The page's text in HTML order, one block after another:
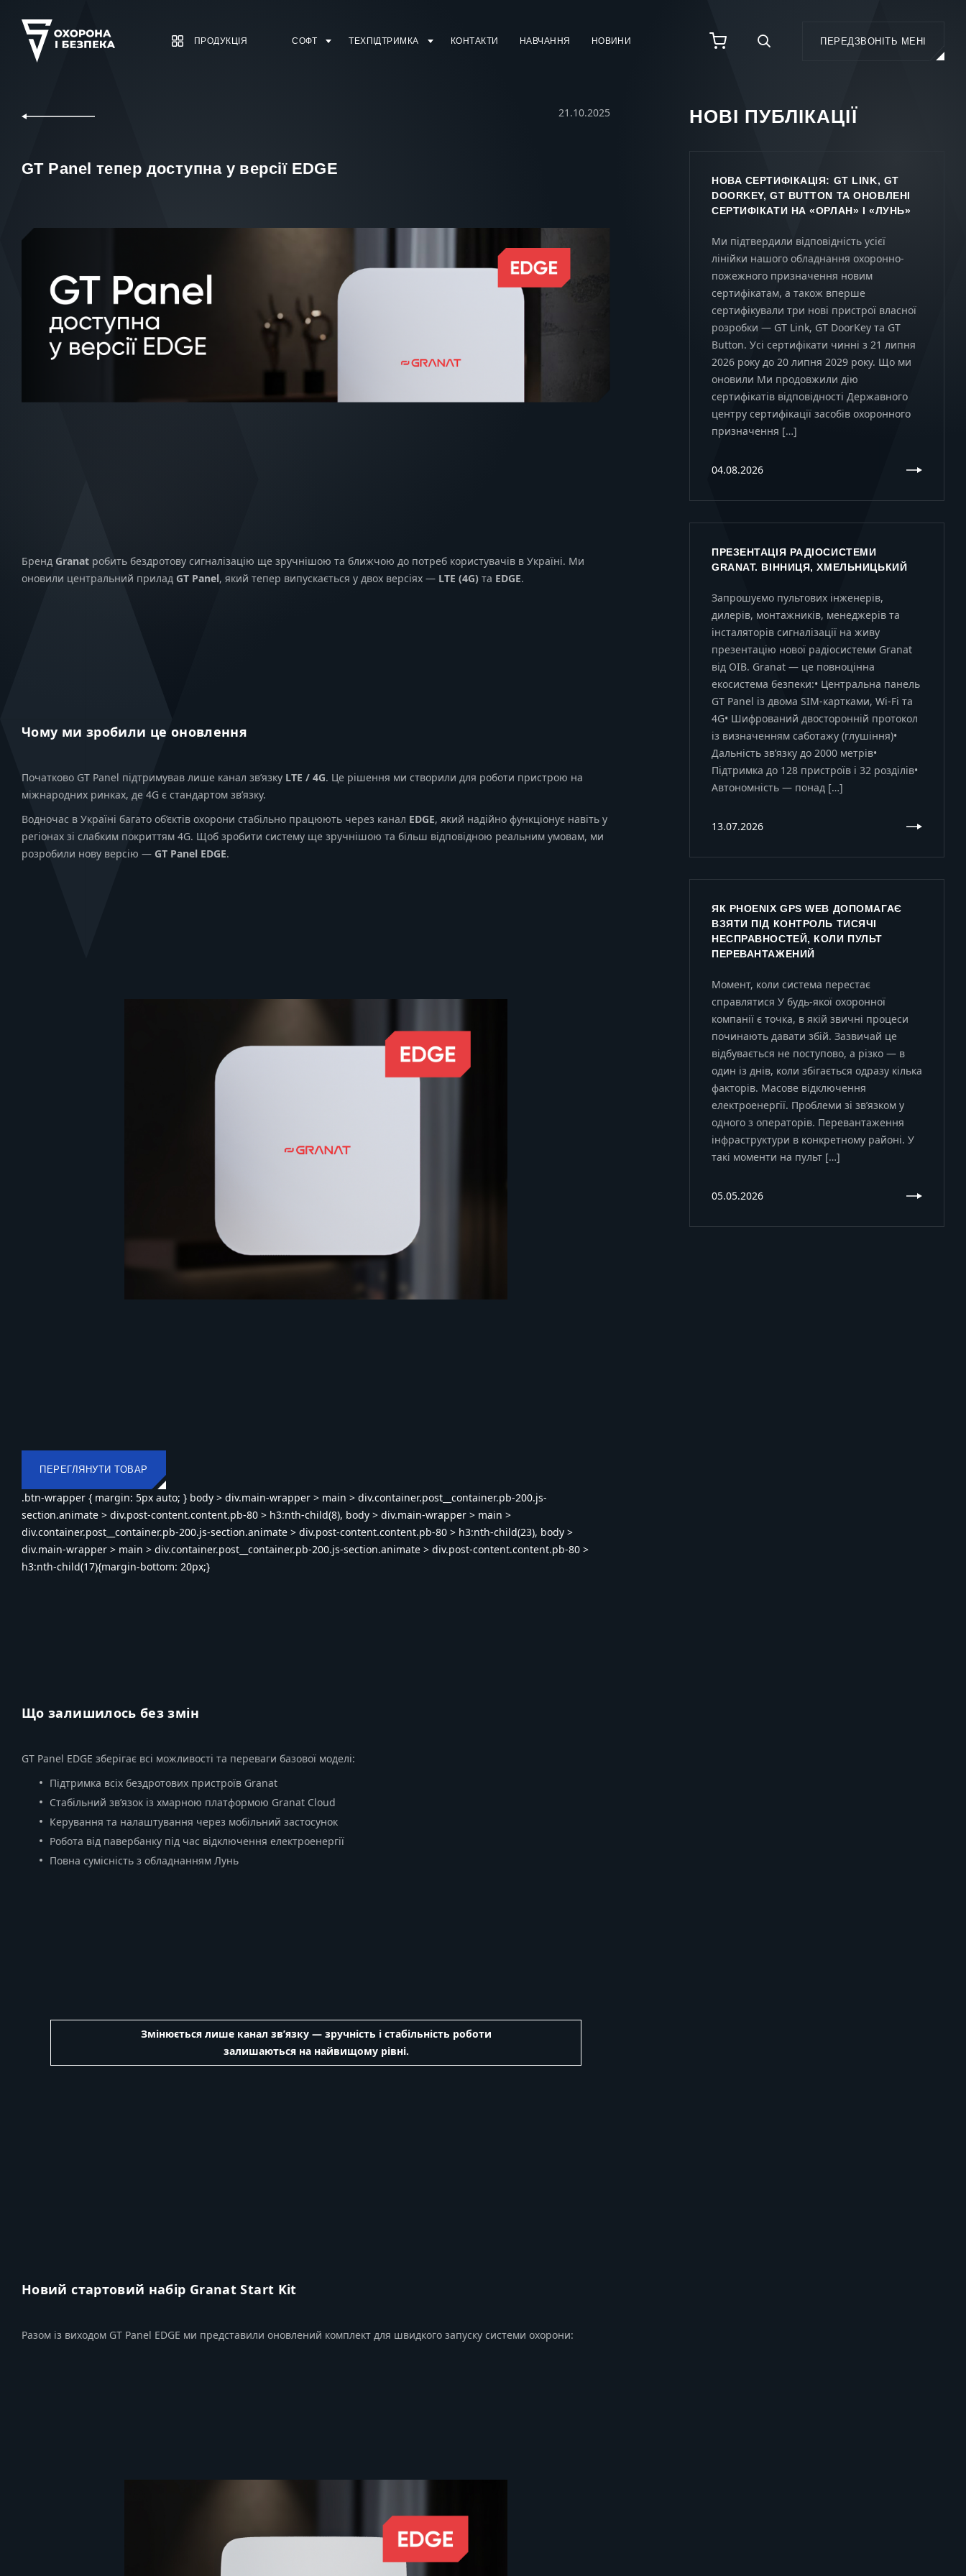
ПРОДУКЦІЯ СОФТ ТЕХПІДТРИМКА КОНТАКТИ НАВЧАННЯ НОВИНИ ПЕРЕДЗВОНІТЬ МЕНІ
21.10.2025
GT Panel тепер доступна у версії EDGE
Бренд Granat робить бездротову сигналізацію ще зручнішою та ближчою до потреб користувачів в Україні. Ми
оновили центральний прилад GT Panel, який тепер випускається у двох версіях — LTE (4G) та EDGE.
Чому ми зробили це оновлення
Початково GT Panel підтримував лише канал зв’язку LTE / 4G. Це рішення ми створили для роботи пристрою на
міжнародних ринках, де 4G є стандартом зв’язку.
Водночас в Україні багато об’єктів охорони стабільно працюють через канал EDGE, який надійно функціонує навіть у
регіонах зі слабким покриттям 4G. Щоб зробити систему ще зручнішою та більш відповідною реальним умовам, ми
розробили нову версію — GT Panel EDGE.
ПЕРЕГЛЯНУТИ ТОВАР
.btn-wrapper { margin: 5px auto; } body > div.main-wrapper > main > div.container.post__container.pb-200.js-
section.animate > div.post-content.content.pb-80 > h3:nth-child(8), body > div.main-wrapper > main >
div.container.post__container.pb-200.js-section.animate > div.post-content.content.pb-80 > h3:nth-child(23), body >
div.main-wrapper > main > div.container.post__container.pb-200.js-section.animate > div.post-content.content.pb-80 >
h3:nth-child(17){margin-bottom: 20px;}
Що залишилось без змін
GT Panel EDGE зберігає всі можливості та переваги базової моделі:
Підтримка всіх бездротових пристроїв Granat
Стабільний зв’язок із хмарною платформою Granat Cloud
Керування та налаштування через мобільний застосунок
Робота від павербанку під час відключення електроенергії
Повна сумісність з обладнанням Лунь
Змінюється лише канал зв’язку — зручність і стабільність роботи
залишаються на найвищому рівні.
Новий стартовий набір Granat Start Kit
Разом із виходом GT Panel EDGE ми представили оновлений комплект для швидкого запуску системи охорони:
НОВІ ПУБЛІКАЦІЇ
НОВА СЕРТИФІКАЦІЯ: GT LINK, GT
DOORKEY, GT BUTTON ТА ОНОВЛЕНІ
СЕРТИФІКАТИ НА «ОРЛАН» І «ЛУНЬ»
Ми підтвердили відповідність усієї
лінійки нашого обладнання охоронно-
пожежного призначення новим
сертифікатам, а також вперше
сертифікували три нові пристрої власної
розробки — GT Link, GT DoorKey та GT
Button. Усі сертифікати чинні з 21 липня
2026 року до 20 липня 2029 року. Що ми
оновили Ми продовжили дію
сертифікатів відповідності Державного
центру сертифікації засобів охоронного
призначення […]
04.08.2026
ПРЕЗЕНТАЦІЯ РАДІОСИСТЕМИ
GRANAT. ВІННИЦЯ, ХМЕЛЬНИЦЬКИЙ
Запрошуємо пультових інженерів,
дилерів, монтажників, менеджерів та
інсталяторів сигналізації на живу
презентацію нової радіосистеми Granat
від OIB. Granat — це повноцінна
екосистема безпеки:• Центральна панель
GT Panel із двома SIM-картками, Wi-Fi та
4G• Шифрований двосторонній протокол
із визначенням саботажу (глушіння)•
Дальність зв’язку до 2000 метрів•
Підтримка до 128 пристроїв і 32 розділів•
Автономність — понад […]
13.07.2026
ЯК PHOENIX GPS WEB ДОПОМАГАЄ
ВЗЯТИ ПІД КОНТРОЛЬ ТИСЯЧІ
НЕСПРАВНОСТЕЙ, КОЛИ ПУЛЬТ
ПЕРЕВАНТАЖЕНИЙ
Момент, коли система перестає
справлятися У будь-якої охоронної
компанії є точка, в якій звичні процеси
починають давати збій. Зазвичай це
відбувається не поступово, а різко — в
один із днів, коли збігається одразу кілька
факторів. Масове відключення
електроенергії. Проблеми зі зв’язком у
одного з операторів. Перевантаження
інфраструктури в конкретному районі. У
такі моменти на пульт […]
05.05.2026